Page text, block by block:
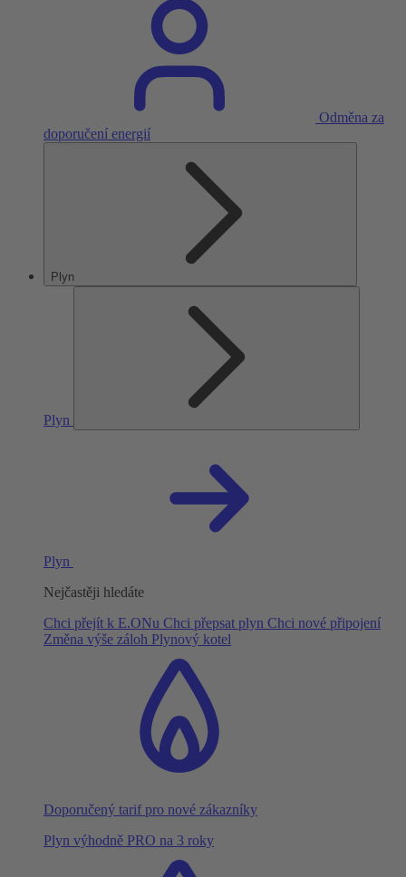
Odměna za
doporučení energií
Plyn
Plyn
Plyn
Nejčastěji hledáte
Chci přejít k E.ONu Chci přepsat plyn Chci nové připojení
Změna výše záloh Plynový kotel
Doporučený tarif pro nové zákazníky
Plyn výhodně PRO na 3 roky